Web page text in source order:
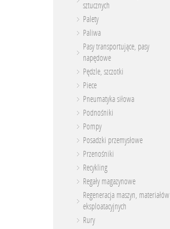
sztucznych
Palety
Paliwa
Pasy transportujące, pasy
napędowe
Pędzle, szczotki
Piece
Pneumatyka siłowa
Podnośniki
Pompy
Posadzki przemysłowe
Przenośniki
Recykling
Regały magazynowe
Regeneracja maszyn, materiałów
eksploatacyjnych
Rury